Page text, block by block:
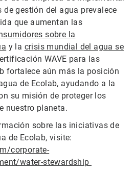
gestión del agua prevalece
que aumentan las
sobre la
y la crisis mundial del agua se
WAVE para las
fortalece aún más la posición
de Ecolab, ayudando a la
su misión de proteger los
nuestro planeta.
sobre las iniciativas de
de Ecolab, visite:
corporate-
water-stewardship